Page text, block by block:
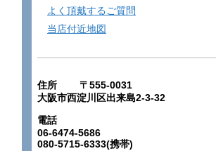
よく頂戴するご質問
当店付近地図
住所 〒555-0031
大阪市西淀川区出来島2-3-32
電話
06-6474-5686
080-5715-6333(携帯)